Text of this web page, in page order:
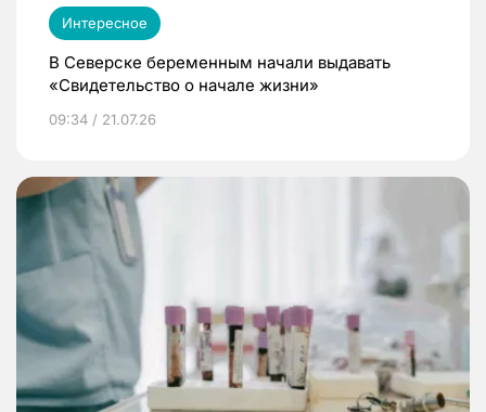
Интересное
В Северске беременным начали выдавать
«Свидетельство о начале жизни»
09:34 / 21.07.26